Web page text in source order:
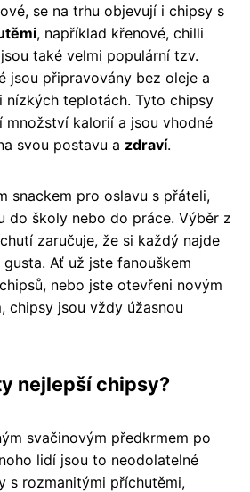
se na trhu objevují i chipsy s
, například křenové, chilli
také velmi populární tzv.
jsou připravovány bez oleje a
nízkých teplotách. Tyto chipsy
množství kalorií a jsou vhodné
svou postavu a zdraví.
snackem pro oslavu s přáteli,
do školy nebo do práce. Výběr z
zaručuje, že si každý najde
Ať už jste fanouškem
nebo jste otevřeni novým
chipsy jsou vždy úžasnou
nejlepší chipsy?
svačinovým předkrmem po
lidí jsou to neodolatelné
s rozmanitými příchutěmi,